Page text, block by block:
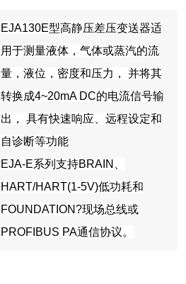
EJA130E型高静压差压变送器适
用于测量液体，气体或蒸汽的流
量，液位，密度和压力， 并将其
转换成4~20mA DC的电流信号输
出， 具有快速响应、远程设定和
自诊断等功能
EJA-E系列支持BRAIN、
HART/HART(1-5V)低功耗和
FOUNDATION?现场总线或
PROFIBUS PA通信协议。